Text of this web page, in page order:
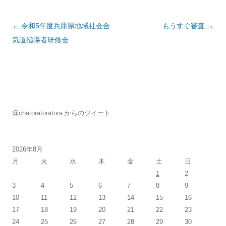
投稿ナビゲーション
← 令和5年度兵庫県地域社会合
気道指導者研修会
もうすぐ審査 →
@chatoratoratora からのツイート
2026年8月
月
火 水 木 金 土
日
1
2
3
4 5 6 7 8
9
10
11 12 13 14 15
16
17
18 19 20 21 22
23
24
25 26 27 28 29
30